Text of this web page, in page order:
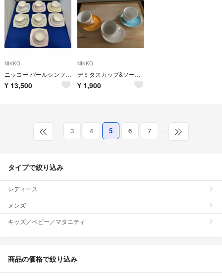
NIKKO
ニッコー パールシンフォニーコレクション 7客トリオ ティーカップ
¥ 13,500
NIKKO
デミタスカップ&ソーサーカップ 3客セット ニッコーnikko
¥ 1,900
… 3 4 5 6 7 …
タイプで絞り込み
レディース
メンズ
キッズ／ベビー／マタニティ
商品の価格で絞り込み